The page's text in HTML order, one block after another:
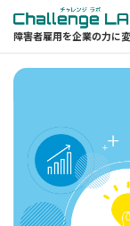
障害者雇用を企業の力に